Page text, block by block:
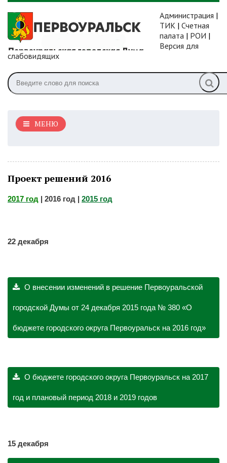
Администрация |
ТИК | Счетная
палата | РОИ |
Версия для
слабовидящих
МЕНЮ
Проект решений 2016
2017 год | 2016 год | 2015 год
22 декабря
О внесении изменений в решение Первоуральской
городской Думы от 24 декабря 2015 года № 380 «О
бюджете городского округа Первоуральск на 2016 год»
О бюджете городского округа Первоуральск на 2017
год и плановый период 2018 и 2019 годов
15 декабря